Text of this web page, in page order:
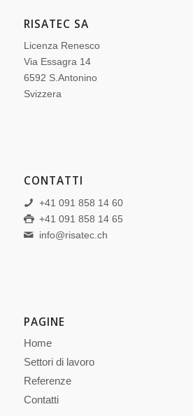
RISATEC SA
Licenza Renesco
Via Essagra 14
6592 S.Antonino
Svizzera
CONTATTI
+41 091 858 14 60
+41 091 858 14 65
info@risatec.ch
PAGINE
Home
Settori di lavoro
Referenze
Contatti